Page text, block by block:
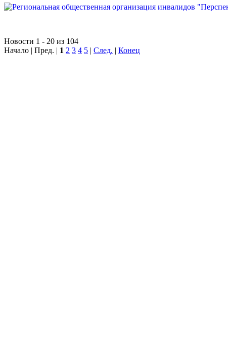
Новости 1 - 20 из 104
Начало | Пред. | 1 2 3 4 5 | След. | Конец